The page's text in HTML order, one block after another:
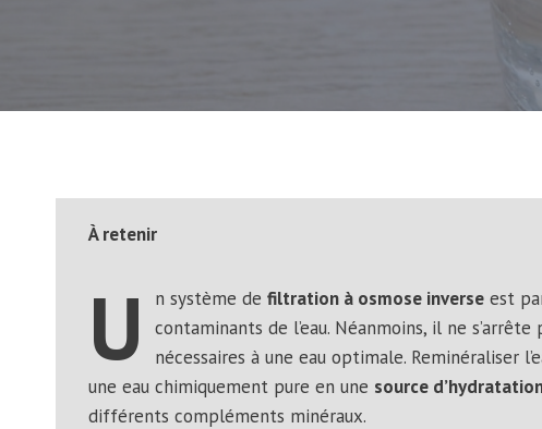
À retenir
U n système de filtration à osmose inverse est
contaminants de l’eau. Néanmoins, il ne
nécessaires à une eau optimale. Reminéraliser
une eau chimiquement pure en une source
différents compléments minéraux.